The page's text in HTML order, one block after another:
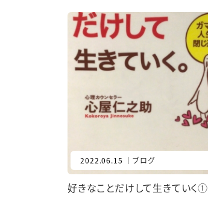
2022.06.15 ｜ ブログ
好きなことだけして生きていく①